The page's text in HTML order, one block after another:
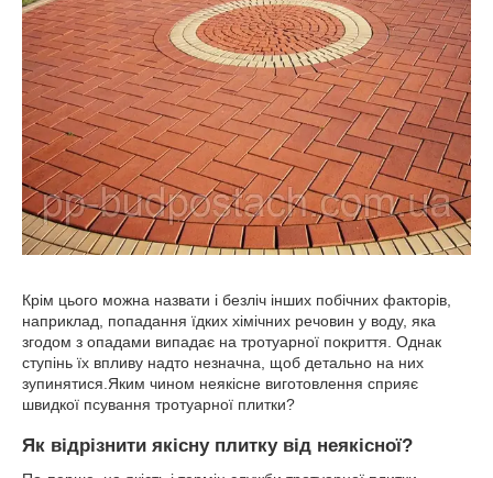
Крім цього можна назвати і безліч інших побічних факторів,
наприклад, попадання їдких хімічних речовин у воду, яка
згодом з опадами випадає на тротуарної покриття. Однак
ступінь їх впливу надто незначна, щоб детально на них
зупинятися.Яким чином неякісне виготовлення сприяє
швидкої псування тротуарної плитки?
Як відрізнити якісну плитку від неякісної?